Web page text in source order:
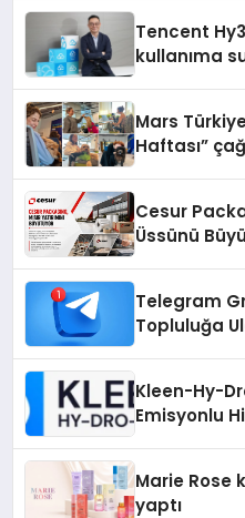
Tencent
kullanıma
Mars
Haftası”
Cesur
Üssünü
Telegram
Topluluğa
Kleen-Hy-
Emisyonlu
Marie Rose
yaptı